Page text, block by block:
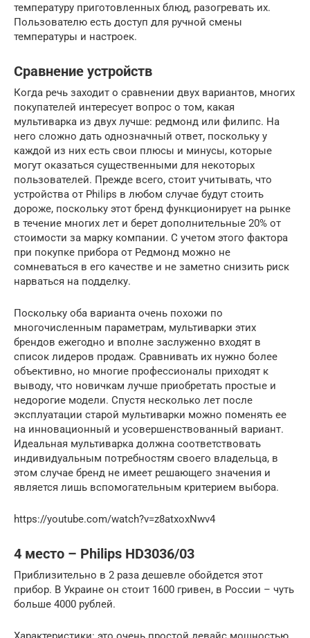
температуру приготовленных блюд, разогревать их.
Пользователю есть доступ для ручной смены
температуры и настроек.
Сравнение устройств
Когда речь заходит о сравнении двух вариантов, многих
покупателей интересует вопрос о том, какая
мультиварка из двух лучше: редмонд или филипс. На
него сложно дать однозначный ответ, поскольку у
каждой из них есть свои плюсы и минусы, которые
могут оказаться существенными для некоторых
пользователей. Прежде всего, стоит учитывать, что
устройства от Philips в любом случае будут стоить
дороже, поскольку этот бренд функционирует на рынке
в течение многих лет и берет дополнительные 20% от
стоимости за марку компании. С учетом этого фактора
при покупке прибора от Редмонд можно не
сомневаться в его качестве и не заметно снизить риск
нарваться на подделку.
Поскольку оба варианта очень похожи по
многочисленным параметрам, мультиварки этих
брендов ежегодно и вполне заслуженно входят в
список лидеров продаж. Сравнивать их нужно более
объективно, но многие профессионалы приходят к
выводу, что новичкам лучше приобретать простые и
недорогие модели. Спустя несколько лет после
эксплуатации старой мультиварки можно поменять ее
на инновационный и усовершенствованный вариант.
Идеальная мультиварка должна соответствовать
индивидуальным потребностям своего владельца, в
этом случае бренд не имеет решающего значения и
является лишь вспомогательным критерием выбора.
https://youtube.com/watch?v=z8atxoxNwv4
4 место – Philips HD3036/03
Приблизительно в 2 раза дешевле обойдется этот
прибор. В Украине он стоит 1600 гривен, в России – чуть
больше 4000 рублей.